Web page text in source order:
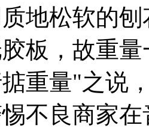
地松软的
板，故重
重量"之说
不良商家